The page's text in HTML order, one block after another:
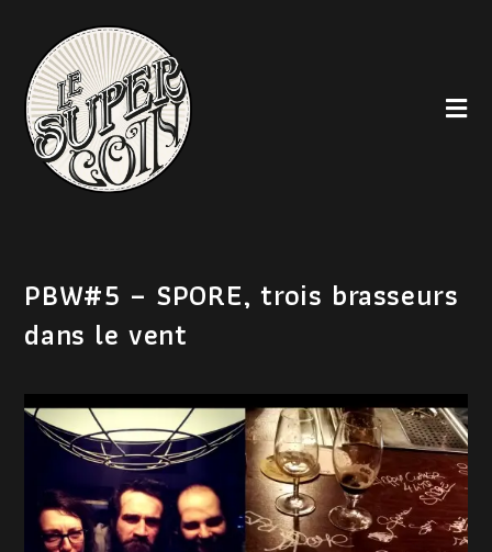
PBW#5 – SPORE, trois brasseurs
dans le vent